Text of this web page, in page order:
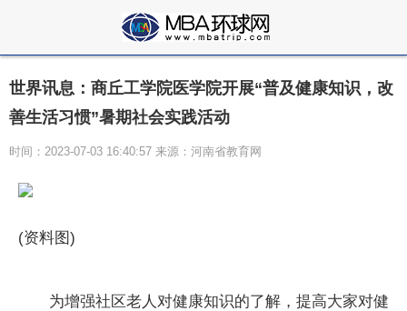
世界讯息：商丘工学院医学院开展“普及健康知识，改
善生活习惯”暑期社会实践活动
时间：2023-07-03 16:40:57 来源：河南省教育网
(资料图)
为增强社区老人对健康知识的了解，提高大家对健